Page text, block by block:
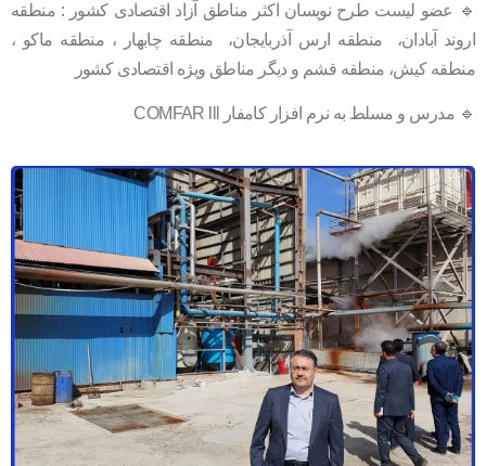
🔹 عضو لیست طرح نویسان اکثر مناطق آزاد اقتصادی کشور : منطقه
اروند آبادان، منطقه ارس آذربایجان، منطقه چابهار ، منطقه ماکو ،
منطقه کیش، منطقه قشم و دیگر مناطق ویژه اقتصادی کشور
🔹 مدرس و مسلط به نرم افزار کامفار COMFAR lll